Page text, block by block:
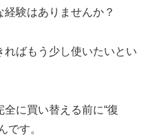
験はありませんか？
ばもう少し使いたいとい
に買い替える前に“復
です。